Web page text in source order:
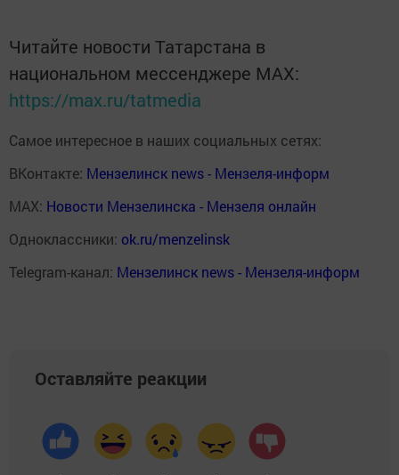
Читайте новости Татарстана в
национальном мессенджере MАХ:
https://max.ru/tatmedia
Самое интересное в наших социальных сетях:
ВКонтакте: Мензелинск news - Мензеля-информ
MAX: Новости Мензелинска - Мензеля онлайн
Одноклассники: ok.ru/menzelinsk
Telegram-канал: Мензелинск news - Мензеля-информ
Оставляйте реакции